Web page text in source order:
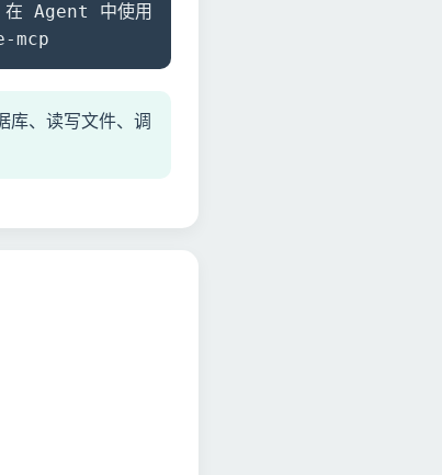
Agent 中使用
mcp
库、读写文件、调